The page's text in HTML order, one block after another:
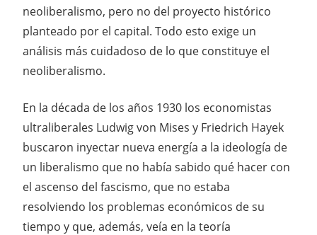
neoliberalismo, pero no del proyecto histórico
planteado por el capital. Todo esto exige un
análisis más cuidadoso de lo que constituye el
neoliberalismo.
En la década de los años 1930 los economistas
ultraliberales Ludwig von Mises y Friedrich Hayek
buscaron inyectar nueva energía a la ideología de
un liberalismo que no había sabido qué hacer con
el ascenso del fascismo, que no estaba
resolviendo los problemas económicos de su
tiempo y que, además, veía en la teoría